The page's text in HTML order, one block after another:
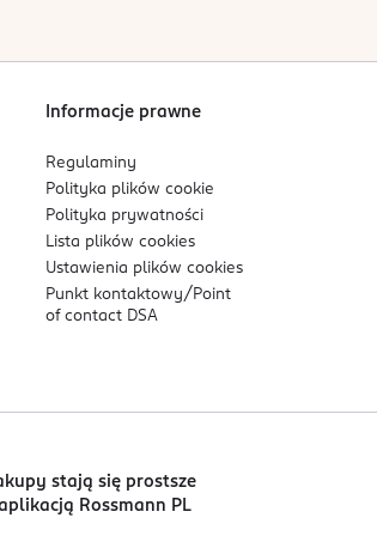
wgdata: od najnowszej
Informacje prawne
Regulaminy
Polityka plikówcookie
Polityka prywatności
Lista plikówcookies
Ustawienia plikówcookies
Punkt kontaktowy/ Point
of contact DSA
stają się prostsze
Rossmann PL